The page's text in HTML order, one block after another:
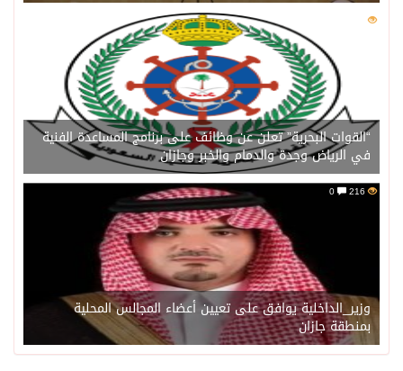
216
“القوات البحرية” تعلن عن وظائف على برنامج المساعدة الفنية
في الرياض وجدة والدمام والخبر وجازان
216
وزير_الداخلية يوافق على تعيين أعضاء المجالس المحلية
بمنطقة جازان